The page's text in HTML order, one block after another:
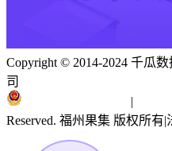
Copyright © 2014-2024 千瓜
司
|
Reserved. 福州果集 版权所有|